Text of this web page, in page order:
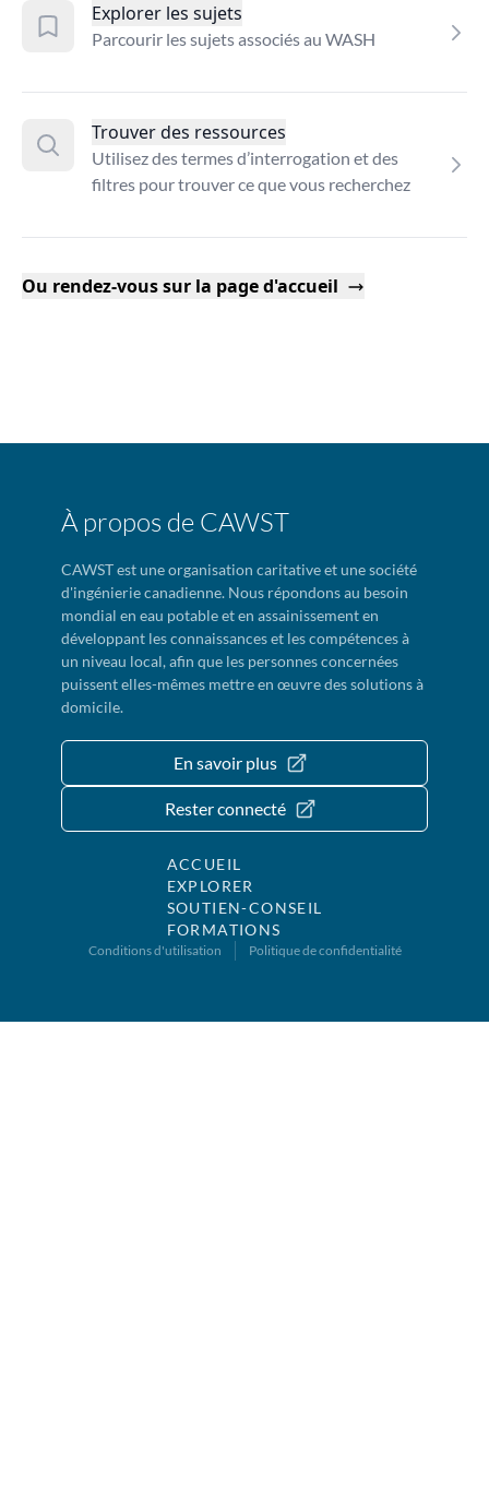
Explorer les sujets
Parcourir les sujets associés au WASH
Trouver des ressources
Utilisez des termes d’interrogation et des
filtres pour trouver ce que vous recherchez
Ou rendez-vous sur la page d'accueil
À propos de CAWST
CAWST est une organisation caritative et une société
d'ingénierie canadienne. Nous répondons au besoin
mondial en eau potable et en assainissement en
développant les connaissances et les compétences à
un niveau local, afin que les personnes concernées
puissent elles-mêmes mettre en œuvre des solutions à
domicile.
En savoir plus
Rester connecté
ACCUEIL
EXPLORER
SOUTIEN-CONSEIL
FORMATIONS
Conditions d'utilisation Politique de confidentialité